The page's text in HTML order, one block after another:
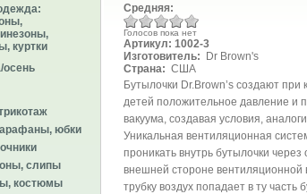
куртки
осень
юбки
слипы
костюмы
Средняя:
Голосов пока нет
Артикул: 1002-3
Изготовитель: Dr Brown's
Страна: США
Бутылочки Dr.Brown’s создают
детей положительное давление и
вакуума, создавая условия,
Уникальная вентиляционная
проникать внутрь бутылочки
внешней стороне вентиляционной
трубку воздух попадает в ту